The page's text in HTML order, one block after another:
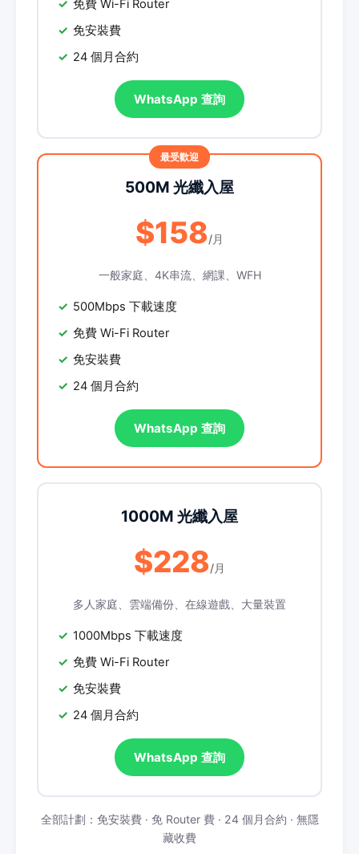
免費 Wi-Fi Router
免安裝費
24 個月合約
WhatsApp 查詢
500M 光纖入屋
$158/月
一般家庭、4K串流、網課、WFH
500Mbps 下載速度
免費 Wi-Fi Router
免安裝費
24 個月合約
WhatsApp 查詢
1000M 光纖入屋
$228/月
多人家庭、雲端備份、在線遊戲、大量裝置
1000Mbps 下載速度
免費 Wi-Fi Router
免安裝費
24 個月合約
WhatsApp 查詢
全部計劃：免安裝費 · 免 Router 費 · 24 個月合約 · 無隱
藏收費